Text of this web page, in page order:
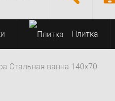
Плитка
Cтальная ванна 140x70